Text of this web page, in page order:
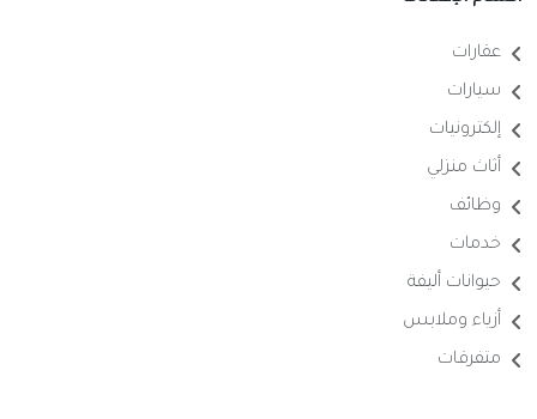
عقارات
سيارات
إلكترونيات
أثاث منزلي
وظائف
خدمات
حيوانات أليفة
أزياء وملابس
متفرقات